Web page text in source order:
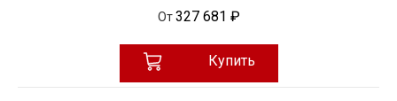
От 327 681 ₽
Купить